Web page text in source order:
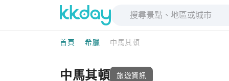
首頁 希臘 中馬其頓
中馬其頓 旅遊資訊